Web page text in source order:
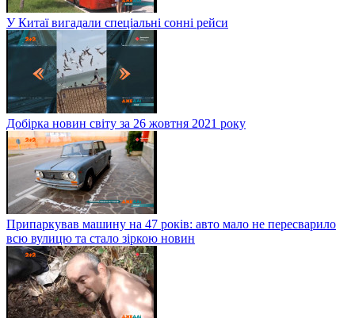
У Китаї вигадали спеціальні сонні рейси
Добірка новин світу за 26 жовтня 2021 року
Припаркував машину на 47 років: авто мало не пересварило
всю вулицю та стало зіркою новин